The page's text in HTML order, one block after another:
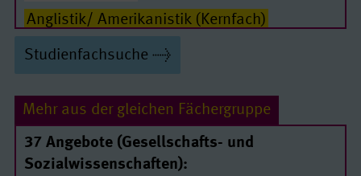
Anglistik/ Amerikanistik (Kernfach)
Arabistik (Kernfach) Bachelor of Arts
Archäologie der Ur- und Frühgeschichte
(Ergänzungsfach)
Studienfachsuche
Mehr aus der gleichen Fächergruppe
37 Angebote (Gesellschafts- und
Sozialwissenschaften):